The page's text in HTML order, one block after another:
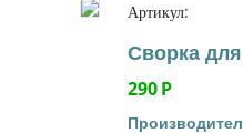
Артикул:
Сворка
290Р